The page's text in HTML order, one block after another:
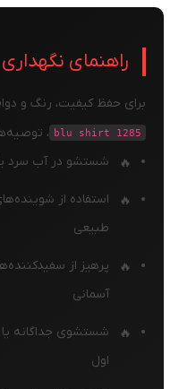
راهنمای نگهداری
برای حفظ کیفیت، رنگ و
blu shirt 1285 ،
شستشو در آب سرد یا ولرم
استفاده از
طبیعی
پرهیز از
آسمانی
شستشوی جداگانه
اول